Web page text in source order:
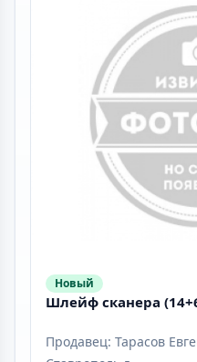
Новый
Шлейф сканера
Продавец: Тарасов